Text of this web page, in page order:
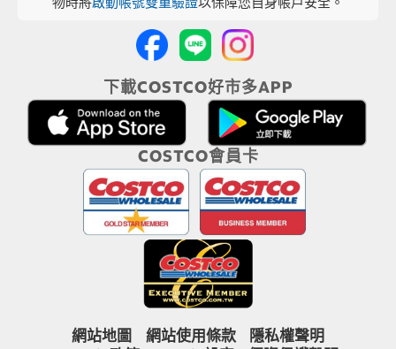
下載COSTCO好市多APP
COSTCO會員卡
網站地圖 網站使用條款
隱私權聲明